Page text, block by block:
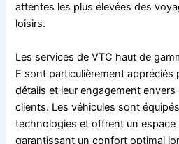
attentes les plus élevées des
loisirs.
Les services de VTC haut de
E sont particulièrement appréciés
détails et leur engagement
clients. Les véhicules sont
technologies et offrent un espace
garantissant un confort optimal